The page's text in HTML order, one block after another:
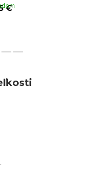
€